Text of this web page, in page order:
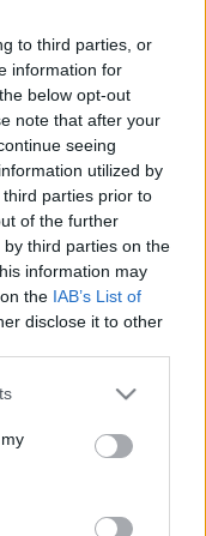
to third parties, or
information for
below opt-out
note that after your
seeing
utilized by
parties prior to
of the further
third parties on the
information may
the IAB’s List of
disclose it to other
or more Google
You may click to
third-party tags to
in below Google
kara beigām
25 miljoni
Volna par
“Nekad! Es
šos cilvēkus”
par
pēkšņi brauc